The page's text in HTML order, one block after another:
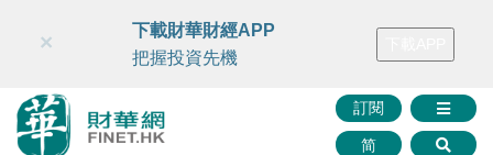
財華智庫網 FINTV FINMETA 財華證券 媒體矩陣
訂閱
简
×
下載財華財經APP
把握投資先機